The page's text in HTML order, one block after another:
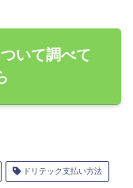
いて調べて
ドリテック支払い方法